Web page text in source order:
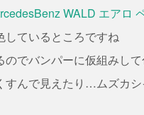
しているところですね
でバンパーに仮組みし
んで見えたり…ムズカシ